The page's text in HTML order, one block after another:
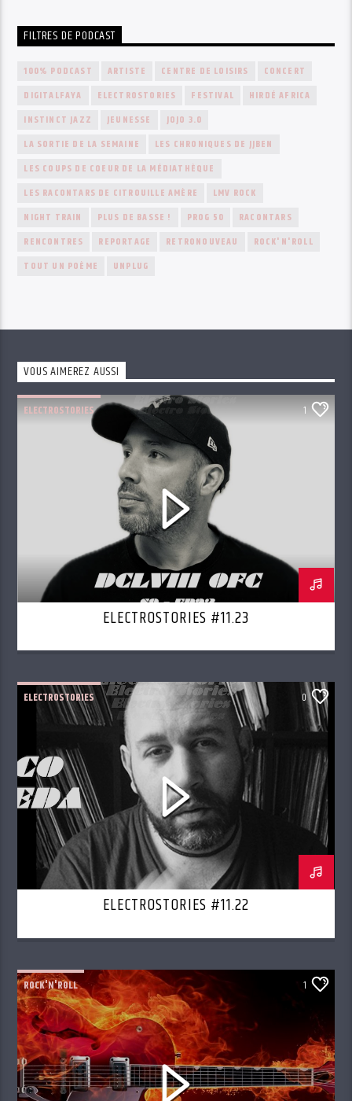
FILTRES DE PODCAST
100% PODCAST ARTISTE CENTRE DE LOISIRS
CONCERT
DIGITALFAYA
ELECTROSTORIES FESTIVAL
HIRDÉ AFRICA
INSTINCT JAZZ
JEUNESSE
JOJO 3.0
LA SORTIE DE LA SEMAINE
LES CHRONIQUES DE JJBEN
LES COUPS DE COEUR DE LA MÉDIATHÈQUE
LES RACONTARS DE CITROUILLE AMÈRE
LMV ROCK
NIGHT TRAIN
PLUS DE BASSE ! PROG 50
RACONTARS
RENCONTRES
REPORTAGE RETRONOUVEAU
ROCK'N'ROLL
TOUT UN POÈME
UNPLUG
VOUS AIMEREZ AUSSI
ELECTROSTORIES 1
ELECTROSTORIES #11.23
ELECTROSTORIES 0
ELECTROSTORIES #11.22
ROCK'N'ROLL 1